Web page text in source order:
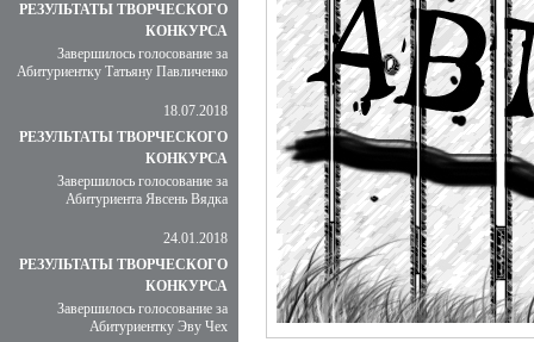
РЕЗУЛЬТАТЫ ТВОРЧЕСКОГО
КОНКУРСА
Завершилось голосование за
Абитуриентку Татьяну Павличенко
18.07.2018
РЕЗУЛЬТАТЫ ТВОРЧЕСКОГО
КОНКУРСА
Завершилось голосование за
Абитуриента Явсень Вядка
24.01.2018
РЕЗУЛЬТАТЫ ТВОРЧЕСКОГО
КОНКУРСА
Завершилось голосование за
Абитуриентку Эву Чех